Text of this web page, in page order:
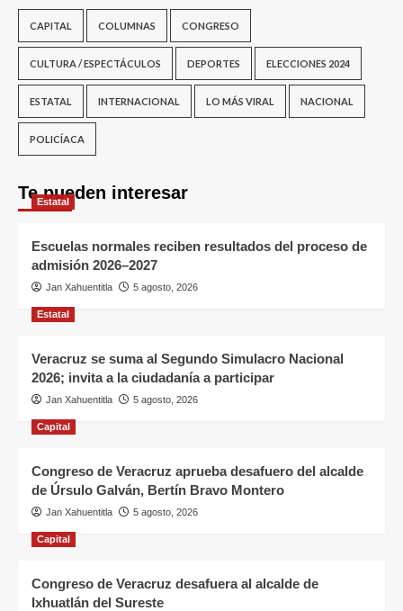
CAPITAL COLUMNAS CONGRESO
CULTURA / ESPECTÁCULOS DEPORTES ELECCIONES 2024
ESTATAL INTERNACIONAL LO MÁS VIRAL NACIONAL
POLICÍACA
Te pueden interesar
Estatal
Escuelas normales reciben resultados del proceso de
admisión 2026–2027
Jan Xahuentitla 5 agosto, 2026
Estatal
Veracruz se suma al Segundo Simulacro Nacional
2026; invita a la ciudadanía a participar
Jan Xahuentitla 5 agosto, 2026
Capital
Congreso de Veracruz aprueba desafuero del alcalde
de Úrsulo Galván, Bertín Bravo Montero
Jan Xahuentitla 5 agosto, 2026
Capital
Congreso de Veracruz desafuera al alcalde de
Ixhuatlán del Sureste